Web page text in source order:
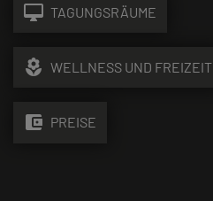
desktop_mac TAGUNGSRÄUME
local_florist WELLNESS UND FREIZEIT
account_balance_wallet PREISE